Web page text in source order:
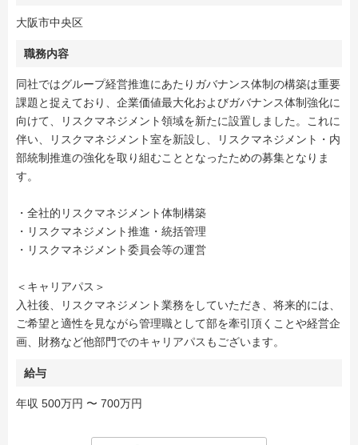
大阪市中央区
職務内容
同社ではグループ経営推進にあたりガバナンス体制の構築は重要
課題と捉えており、企業価値最大化およびガバナンス体制強化に
向けて、リスクマネジメント領域を新たに設置しました。これに
伴い、リスクマネジメント室を新設し、リスクマネジメント・内
部統制推進の強化を取り組むこととなったための募集となりま
す。
・全社的リスクマネジメント体制構築
・リスクマネジメント推進・統括管理
・リスクマネジメント委員会等の運営
＜キャリアパス＞
入社後、リスクマネジメント業務をしていただき、将来的には、
ご希望と適性を見ながら管理職として部を牽引頂くことや経営企
画、財務など他部門でのキャリアパスもございます。
給与
年収 500万円 〜 700万円